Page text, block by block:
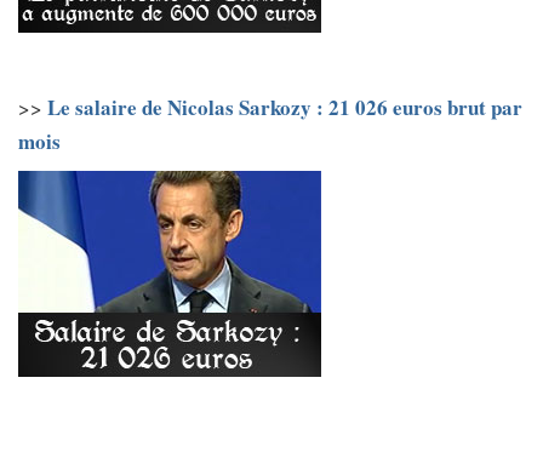
>> Le salaire de Nicolas Sarkozy : 21 026 euros brut par
mois